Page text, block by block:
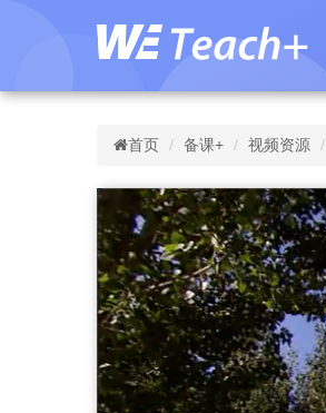
首页 备课+ 视频资源